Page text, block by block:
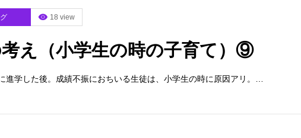
18 view
え（小学生の時の子育て）⑨
進学した後。成績不振におちいる生徒は、小学生の時に原因アリ。…